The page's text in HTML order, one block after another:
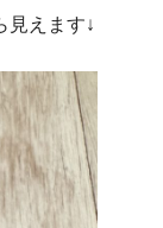
見えます↓